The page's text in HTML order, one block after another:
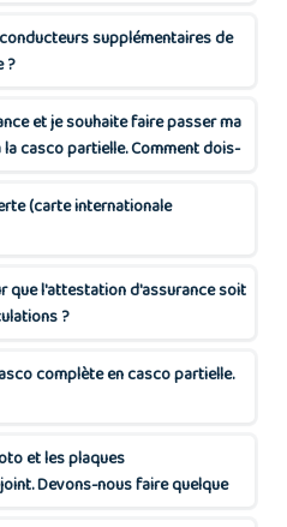
supplémentaires de
?
et je souhaite faire passer ma
casco partielle. Comment dois-
(carte internationale
que l'attestation d'assurance soit
?
complète en casco partielle.
et les plaques
Devons-nous faire quelque